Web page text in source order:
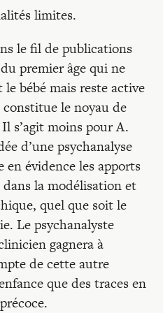
limites.
le fil de publications
premier âge qui ne
bébé mais reste active
le noyau de
s’agit moins pour A.
d’une psychanalyse
en évidence les apports
la modélisation et
quel que soit le
Le psychanalyste
gagnera à
de cette autre
que des traces en